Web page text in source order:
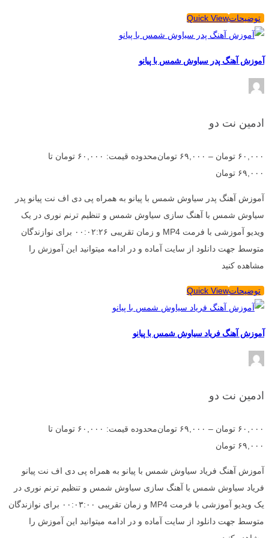
توضیحاتQuick View
آموزش آهنگ پدر سیاوش شمس با پیانو
ادمین نت دو
۶۰,۰۰۰ تومان – ۶۹,۰۰۰ تومان
محدوده قیمت: ۶۰,۰۰۰ تومان تا
۶۹,۰۰۰ تومان
آموزش آهنگ پدر سیاوش شمس با پیانو به همراه پی دی اف نت پیانو پدر
سیاوش شمس با آهنگ سازی سیاوش شمس و تنظیم ترنم نوری در یک
ویدیو آموزشی با فرمت MP4 و زمان تقریبی ۰۰:۰۲:۲۶ برای نوازندگان
متوسط جهت دانلود از سایت آماده و در ادامه میتوانید این آموزش را
مشاهده کنید
توضیحاتQuick View
آموزش آهنگ فریاد سیاوش شمس با پیانو
ادمین نت دو
۶۰,۰۰۰ تومان – ۶۹,۰۰۰ تومان
محدوده قیمت: ۶۰,۰۰۰ تومان تا
۶۹,۰۰۰ تومان
آموزش آهنگ فریاد سیاوش شمس با پیانو به همراه پی دی اف نت پیانو
فریاد سیاوش شمس با آهنگ سازی سیاوش شمس و تنظیم ترنم نوری در
یک ویدیو آموزشی با فرمت MP4 و زمان تقریبی ۰۰:۰۳:۰۰ برای نوازندگان
متوسط جهت دانلود از سایت آماده و در ادامه میتوانید این آموزش را